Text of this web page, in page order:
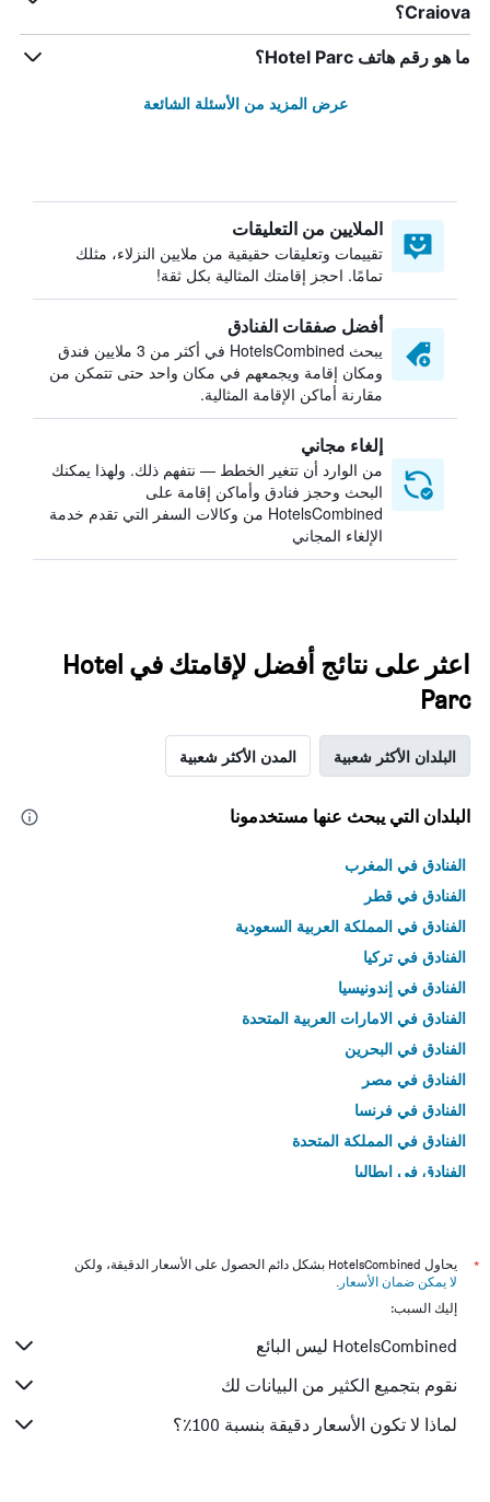
Craiova؟
ما هو رقم هاتف Hotel Parc؟
عرض المزيد من الأسئلة الشائعة
الملايين من التعليقات
تقييمات وتعليقات حقيقية من ملايين النزلاء، مثلك
تمامًا. احجز إقامتك المثالية بكل ثقة!
أفضل صفقات الفنادق
يبحث HotelsCombined في أكثر من 3 ملايين فندق
ومكان إقامة ويجمعهم في مكان واحد حتى تتمكن من
مقارنة أماكن الإقامة المثالية.
إلغاء مجاني
من الوارد أن تتغير الخطط — نتفهم ذلك. ولهذا يمكنك
البحث وحجز فنادق وأماكن إقامة على
HotelsCombined من وكالات السفر التي تقدم خدمة
الإلغاء المجاني
اعثر على نتائج أفضل لإقامتك في Hotel
Parc
البلدان الأكثر شعبية المدن الأكثر شعبية
البلدان التي يبحث عنها مستخدمونا
الفنادق في المغرب
الفنادق في قطر
الفنادق في المملكة العربية السعودية
الفنادق في تركيا
الفنادق في إندونيسيا
الفنادق في الامارات العربية المتحدة
الفنادق في البحرين
الفنادق في مصر
الفنادق في فرنسا
الفنادق في المملكة المتحدة
الفنادق في إيطاليا
*
يحاول HotelsCombined بشكل دائم الحصول على الأسعار الدقيقة، ولكن
لا يمكن ضمان الأسعار .
إليك السبب:
HotelsCombined ليس البائع
نقوم بتجميع الكثير من البيانات لك
لماذا لا تكون الأسعار دقيقة بنسبة 100٪؟